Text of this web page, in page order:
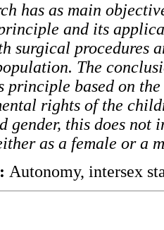
has as main
and its
surgical procedures
The
principle based on
rights of the
gender, this does not
as a female or a
Autonomy, intersex